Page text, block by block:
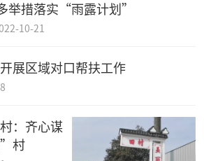
举措落实“雨露计划”
10-21
展区域对口帮扶工作
：齐心谋
”村